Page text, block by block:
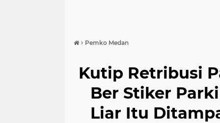
› Pemko Medan
Kutip Retribusi
Ber Stiker
Liar Itu